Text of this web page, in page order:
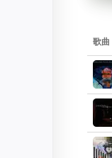
歌曲